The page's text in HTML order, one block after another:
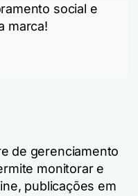
social e
marca!
de gerenciamento
monitorar e
publicações em